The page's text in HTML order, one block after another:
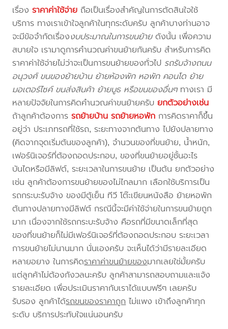
เรื่องราคาค่าใช้จ่าย ถือเป็นเรื่องสำคัญในการตัดสินใจใช้
บริการ ทางเราเข้าใจลูกค้าในทุกระดับครับ ลูกค้าบางท่านอาจ
จะมีข้อจำกัดเรื่องงบประมาณในการขนย้ายดังนั้น เพื่อความ
สบายใจ เรามาดูการคำนวณค่าขนย้ายกันครับ สำหรับการคิด
ราคาค่าใช้จ่ายไม่ว่าจะเป็นการขนย้ายของทั่วไป รถรับจ้างถนน
อนุวงศ์ ขนของย้ายบ้าน ย้ายห้องพัก หอพัก คอนโด ย้าย
มอเตอร์ไซค์ ขนส่งสินค้า ย้ายบูธ หรือขนของอื่นๆทางเรา มี
หลายปัจจัยในการคิดคำนวณค่าขนย้ายครับยกตัวอย่างเช่น
ถ้าลูกค้าต้องการรถย้ายบ้าน รถย้ายหอพัก การคิดราคาก็ขึ้น
อยู่ว่า ประเภทรถที่ใช้รถ, ระยะทางจากต้นทาง ไปยังปลายทาง
(คิดจากจุดเริ่มต้นของลูกค้า), จำนวนของที่ขนย้าย, น้ำหนัก,
เฟอร์นิเจอร์ที่ต้องถอดประกอบ, ของที่ขนย้ายอยู่ชั้นอะไร
บันไดหรือมีลิฟต์, ระยะเวลาในการขนย้าย เป็นต้น ยกตัวอย่าง
เช่น ลูกค้าต้องการขนย้ายของไม่ไกลมาก เลือกใช้บริการเป็น
รถกระบะรับจ้าง ของมีตู้เย็น ทีวี โต๊ะเขียนหนังสือ ย้ายหอพัก
ต้นทางปลายทางมีลิฟต์ กรณีนี้จะมีค่าใช้จ่ายในการขนย้ายถูก
มาก เนื่องจากใช้รถกระบะรับจ้าง คือรถที่มีขนาดเล็กที่สุด
ของที่ขนย้ายก็ไม่มีเฟอร์นิเจอร์ที่ต้องถอดประกอบ ระยะเวลา
การขนย้ายไม่นานมาก นั่นเองครับ จะเห็นได้ว่ามีรายละเอียด
หลายอยาง ในการคิดราคาค่าขนย้ายของมากเลยใช่มั้ยครับ
แต่ลูกค้าไม่ต้องกังวลนะครับ ลูกค้าสามารถสอบถามและแจ้ง
รายละเอียด เพื่อประเมินราคากับเราได้แบบฟรีๆ เลยครับ
รับรอง ลูกค้าได้รถขนของราคาถูกไม่แพง เข้าถึงลูกค้าทุก
ระดับ บริการประทับใจแน่นอนครับ